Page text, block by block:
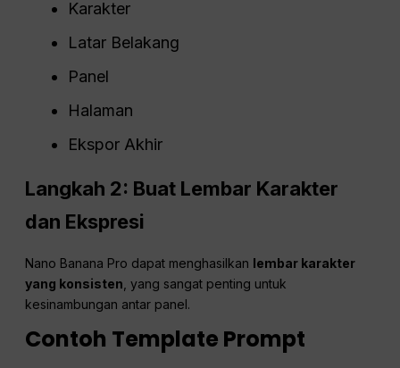
Karakter
Latar Belakang
Panel
Halaman
Ekspor Akhir
Langkah 2: Buat Lembar Karakter
dan Ekspresi
Nano Banana Pro dapat menghasilkan lembar karakter
yang konsisten , yang sangat penting untuk
kesinambungan antar panel.
Contoh Template Prompt